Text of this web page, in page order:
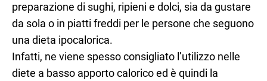
preparazione di sughi, ripieni e dolci, sia da gustare
da sola o in piatti freddi per le persone che seguono
una dieta ipocalorica.
Infatti, ne viene spesso consigliato l’utilizzo nelle
diete a basso apporto calorico ed è quindi la